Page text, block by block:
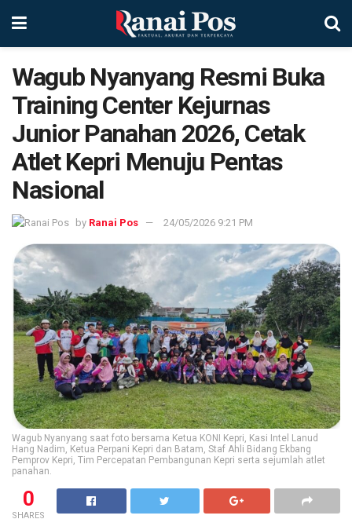
Wagub Nyanyang Resmi Buka
Training Center Kejurnas
Junior Panahan 2026, Cetak
Atlet Kepri Menuju Pentas
Nasional
by Ranai Pos 24/05/2026 9:21 PM
Wagub Nyanyang saat foto bersama Ketua KONI Kepri, Kasi Intel Lanud
Hang Nadim, Ketua Perpani Kepri dan Batam, Staf Ahli Bidang Ekbang
Pemprov Kepri, Tim Percepatan Pembangunan Kepri serta sejumlah atlet
panahan.
0
SHARES